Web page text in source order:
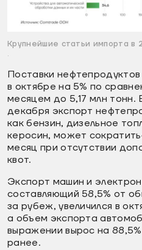
Крупнейшие статьи импорта в
.
Поставки
в октябре на 5% по
месяцем до 5,17 млн тонн.
декабря экспорт
как бензин, дизельное
керосин, может
месяц при отсутствии
квот.
Экспорт машин и
составляющий 58,5% от
за рубеж, увеличился в
а объем экспорта
выражении вырос на
ранее.